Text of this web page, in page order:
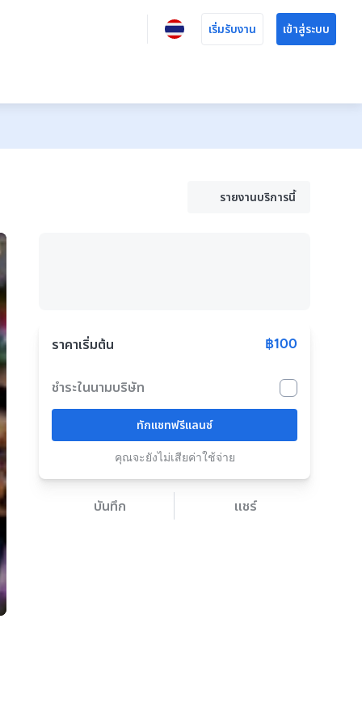
เริ่มรับงาน เข้าสู่ระบบ
รายงานบริการนี้
ราคาเริ่มต้น ฿100
ชำระในนามบริษัท
ทักแชทฟรีแลนซ์
คุณจะยังไม่เสียค่าใช้จ่าย
บันทึก แชร์